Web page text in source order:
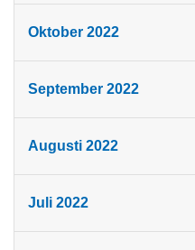
Oktober 2022
September 2022
Augusti 2022
Juli 2022